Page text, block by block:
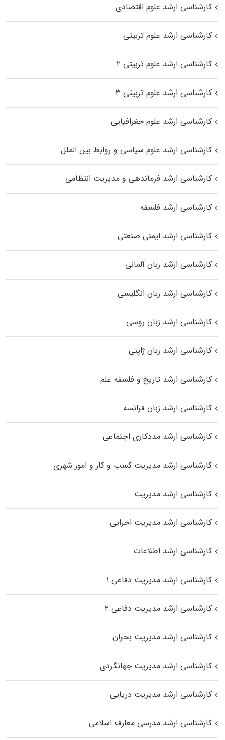
کارشناسی ارشد علوم اقتصادی
کارشناسی ارشد علوم تربیتی
کارشناسی ارشد علوم تربیتی ۲
کارشناسی ارشد علوم تربیتی ۳
کارشناسی ارشد علوم جغرافیایی
کارشناسی ارشد علوم سیاسی و روابط بین الملل
کارشناسی ارشد فرماندهی و مدیریت انتظامی
کارشناسی ارشد فلسفه
کارشناسی ارشد ایمنی صنعتی
کارشناسی ارشد زبان آلمانی
کارشناسی ارشد زبان انگلیسی
کارشناسی ارشد زبان روسی
کارشناسی ارشد زبان ژاپنی
کارشناسی ارشد تاریخ و فلسفه علم
کارشناسی ارشد زبان فرانسه
کارشناسی ارشد مددکاری اجتماعی
کارشناسی ارشد مدیریت کسب و کار و امور شهری
کارشناسی ارشد مدیریت
کارشناسی ارشد مدیریت اجرایی
کارشناسی ارشد اطلاعات
کارشناسی ارشد مدیریت دفاعی ۱
کارشناسی ارشد مدیریت دفاعی ۲
کارشناسی ارشد مدیریت بحران
کارشناسی ارشد مدیریت جهانگردی
کارشناسی ارشد مدیریت دریایی
کارشناسی ارشد مدرسی معارف اسلامی